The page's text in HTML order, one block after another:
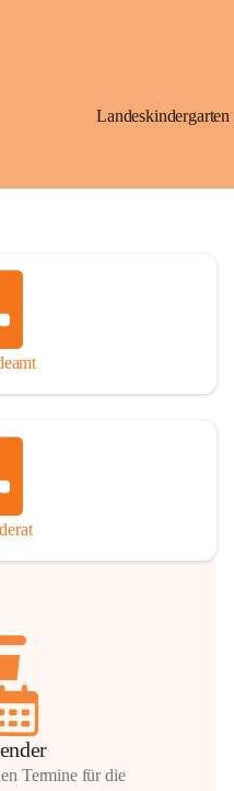
Termine für die